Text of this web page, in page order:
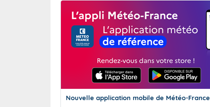
L'objectif
cyclonique
trajectoires
Nouvelle application mobile de Météo-France